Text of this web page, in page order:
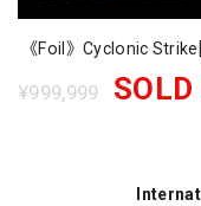
《Foil》Cyclonic
¥999,999